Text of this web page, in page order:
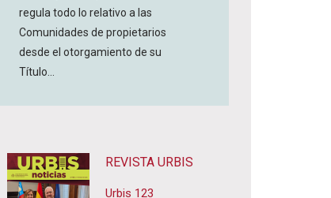
regula todo lo relativo a las
Comunidades de propietarios
desde el otorgamiento de su
Título...
REVISTA URBIS
Urbis 123